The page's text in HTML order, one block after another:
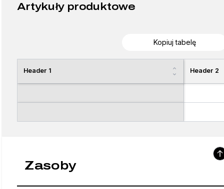
Artykuły produktowe
Kopiuj tabelę
Header 1 Header 2
Zasoby